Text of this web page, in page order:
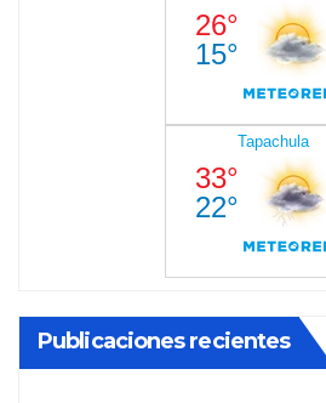
Publicaciones recientes